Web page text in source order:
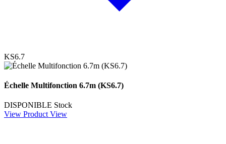
KS6.7
Échelle Multifonction 6.7m (KS6.7)
DISPONIBLE Stock
View Product View